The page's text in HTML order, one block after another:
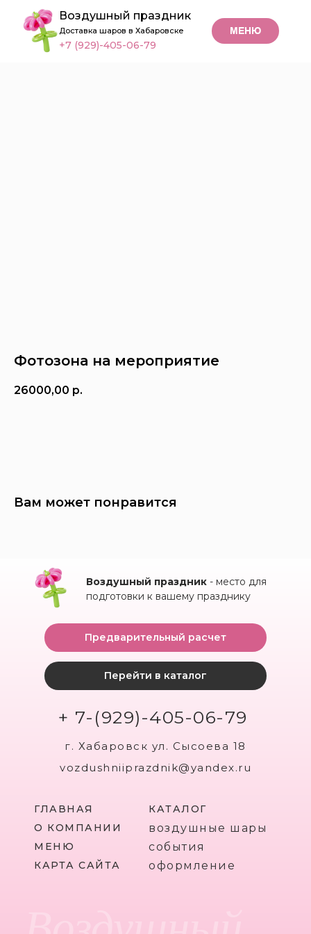
МЕНЮ
Воздушный праздник
Доставка шаров в Хабаровске
+7 (929)-405-06-79
Фотозона на мероприятие
26000,00 р.
Вам может понравится
Воздушный праздник - место для
подготовки к вашему празднику
ГЛАВНАЯ
Перейти в каталог
Предварительный расчет
+ 7-(929)-405-06-79
г. Хабаровск ул. Сысоева 18
vozdushniiprazdnik@yandex.ru
О КОМПАНИИ
КАРТА САЙТА
МЕНЮ
КАТАЛОГ
воздушные шары
события
оформление